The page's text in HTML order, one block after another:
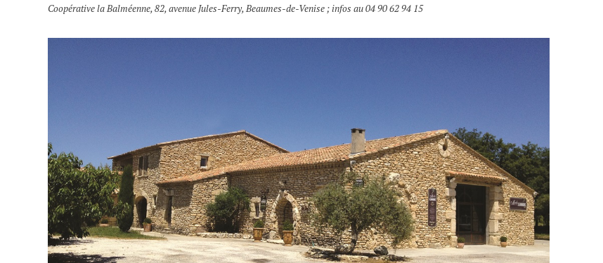
Coopérative la Balméenne, 82, avenue Jules-Ferry, Beaumes-de-Venise ; infos au04 90 62 94 15